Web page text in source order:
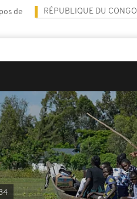
de RÉPUBLIQUE DU CONGO